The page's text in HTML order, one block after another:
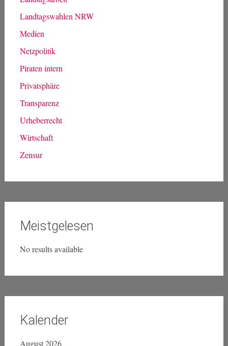
Landtagswahlen NRW
Medien
Netzpolitik
Piraten intern
Privatsphäre
Transparenz
Urheberrecht
Wirtschaft
Zensur
Meistgelesen
No results available
Kalender
August 2026